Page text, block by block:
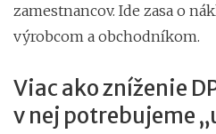
zamestnancov. Ide zasa o
výrobcom a obchodníkom.
Viac ako zníženie
v nej potrebujeme